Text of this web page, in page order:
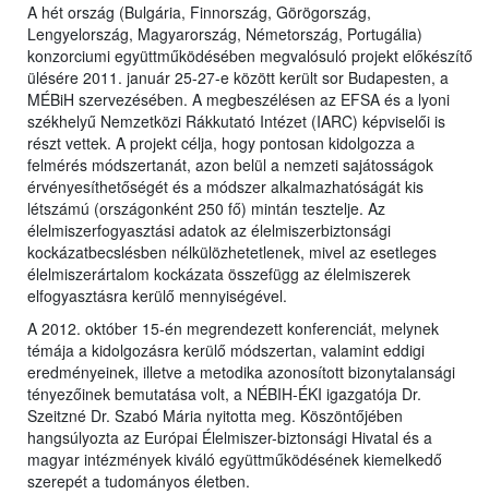
A hét ország (Bulgária, Finnország, Görögország,
Lengyelország, Magyarország, Németország, Portugália)
konzorciumi együttműködésében megvalósuló projekt előkészítő
ülésére 2011. január 25-27-e között került sor Budapesten, a
MÉBiH szervezésében. A megbeszélésen az EFSA és a lyoni
székhelyű Nemzetközi Rákkutató Intézet (IARC) képviselői is
részt vettek. A projekt célja, hogy pontosan kidolgozza a
felmérés módszertanát, azon belül a nemzeti sajátosságok
érvényesíthetőségét és a módszer alkalmazhatóságát kis
létszámú (országonként 250 fő) mintán tesztelje. Az
élelmiszerfogyasztási adatok az élelmiszerbiztonsági
kockázatbecslésben nélkülözhetetlenek, mivel az esetleges
élelmiszerártalom kockázata összefügg az élelmiszerek
elfogyasztásra kerülő mennyiségével.
A 2012. október 15-én megrendezett konferenciát, melynek
témája a kidolgozásra kerülő módszertan, valamint eddigi
eredményeinek, illetve a metodika azonosított bizonytalansági
tényezőinek bemutatása volt, a NÉBIH-ÉKI igazgatója Dr.
Szeitzné Dr. Szabó Mária nyitotta meg. Köszöntőjében
hangsúlyozta az Európai Élelmiszer-biztonsági Hivatal és a
magyar intézmények kiváló együttműködésének kiemelkedő
szerepét a tudományos életben.